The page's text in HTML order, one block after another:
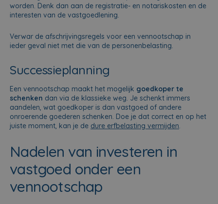
worden. Denk dan aan de registratie- en notariskosten en de
interesten van de vastgoedlening.
Verwar de afschrijvingsregels voor een vennootschap in
ieder geval niet met die van de personenbelasting.
Successieplanning
Een vennootschap maakt het mogelijk goedkoper te
schenken dan via de klassieke weg. Je schenkt immers
aandelen, wat goedkoper is dan vastgoed of andere
onroerende goederen schenken. Doe je dat correct en op het
juiste moment, kan je de dure erfbelasting vermijden.
Nadelen van investeren in
vastgoed onder een
vennootschap